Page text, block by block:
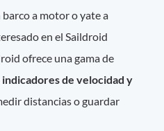
barco a motor o yate a
en el Saildroid
ofrece una gama de
de velocidad y
distancias o guardar